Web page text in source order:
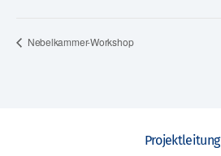
Nebelkammer-Workshop
Projektleitung